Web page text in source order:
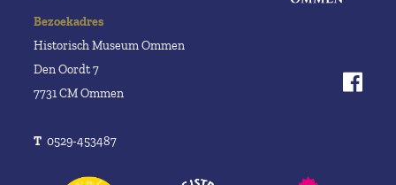
Bezoekadres
Historisch Museum Ommen
Den Oordt 7
7731 CM Ommen
T 0529-453487